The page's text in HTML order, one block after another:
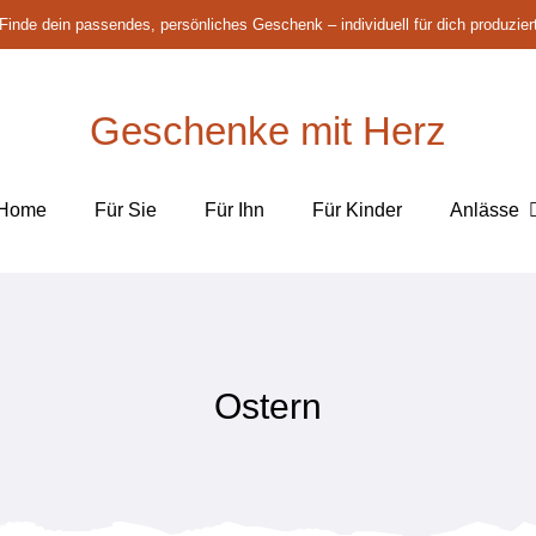
Finde dein passendes, persönliches Geschenk – individuell für dich
Geschenke mit Herz
Für Sie Für Ihn Für Kinder Anlässe
Ostern